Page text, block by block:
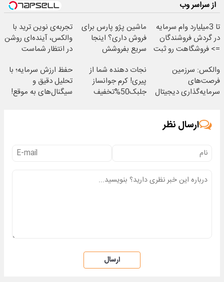
از سراسر وب
تا 3میلیارد وام سرمایه
در گردش فروشندگان
=> فروشگاهت رو ثبت
ماشین پژو پارس برای
فروش داری؟ اینجا
سریع بفروشش
تجربه‌ی نوین ترید با
والکس، آینده‌ای روشن
در انتظار شماست
والکس: سرزمین
فرصت‌های
سرمایه‌گذاری دیجیتال
نجات دهنده شما از
پیری! کرم جوانساز
جلبک50%تخفیف
حفظ ارزش سرمایه؛ با
تحلیل دقیق و
سیگنال‌های به موقع!
ارسال نظر
ارسال